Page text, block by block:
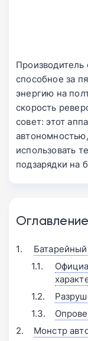
способное за
энергию на
скорость
совет: этот
использовать
подзарядки на
Оглавление
Монстр